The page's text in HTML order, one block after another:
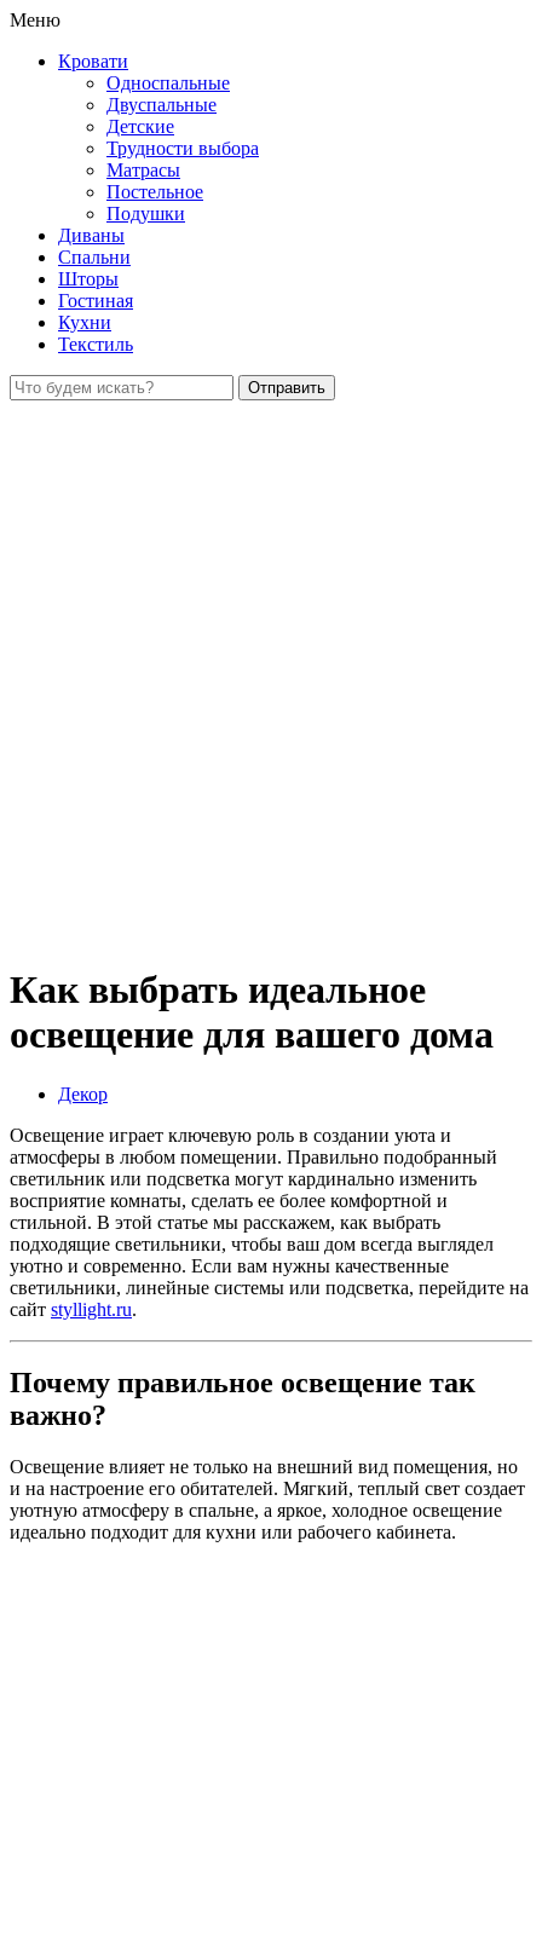
Меню
Кровати
Односпальные
Двуспальные
Детские
Трудности выбора
Матрасы
Постельное
Подушки
Диваны
Спальни
Шторы
Гостиная
Кухни
Текстиль
Как выбрать идеальное
освещение для вашего дома
Декор
Освещение играет ключевую роль в создании уюта и
атмосферы в любом помещении. Правильно подобранный
светильник или подсветка могут кардинально изменить
восприятие комнаты, сделать ее более комфортной и
стильной. В этой статье мы расскажем, как выбрать
подходящие светильники, чтобы ваш дом всегда выглядел
уютно и современно. Если вам нужны качественные
светильники, линейные системы или подсветка, перейдите на
сайт styllight.ru.
Почему правильное освещение так
важно?
Освещение влияет не только на внешний вид помещения, но
и на настроение его обитателей. Мягкий, теплый свет создает
уютную атмосферу в спальне, а яркое, холодное освещение
идеально подходит для кухни или рабочего кабинета.